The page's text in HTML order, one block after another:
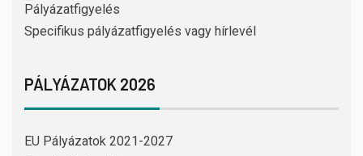
Pályázatfigyelés
Specifikus pályázatfigyelés vagy hírlevél
PÁLYÁZATOK 2026
EU Pályázatok 2021-2027